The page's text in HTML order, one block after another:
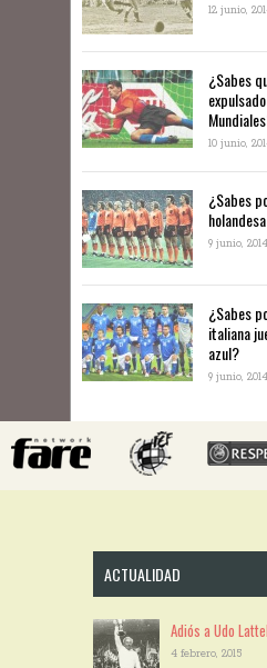
12 junio,
¿Sabes
10 junio,
​¿Sabes
9 junio, 2014
¿Sabes
italiana
azul?
9 junio, 2014
ACTUALIDAD
Adiós a Udo
4 febrero, 2015